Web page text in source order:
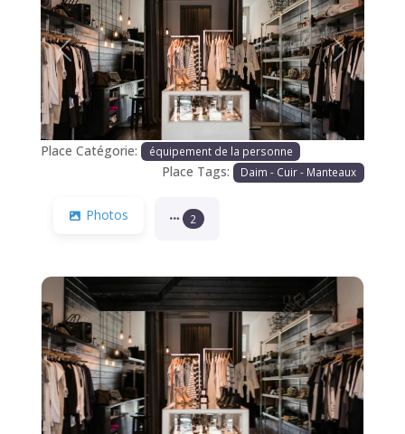
Précédente Prochaine
Place Catégorie: équipement de la personne
Place Tags: Daim - Cuir - Manteaux
Photos 2